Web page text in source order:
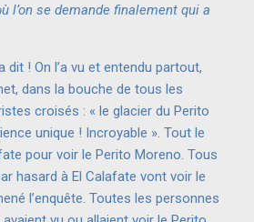
l’on se demande finalement qui a
dit ! On l’a vu et entendu partout,
dans la bouche de tous les
croisés : « le glacier du Perito
unique ! Incroyable ». Tout le
pour voir le Perito Moreno. Tous
hasard à El Calafate vont voir le
l’enquête. Toutes les personnes